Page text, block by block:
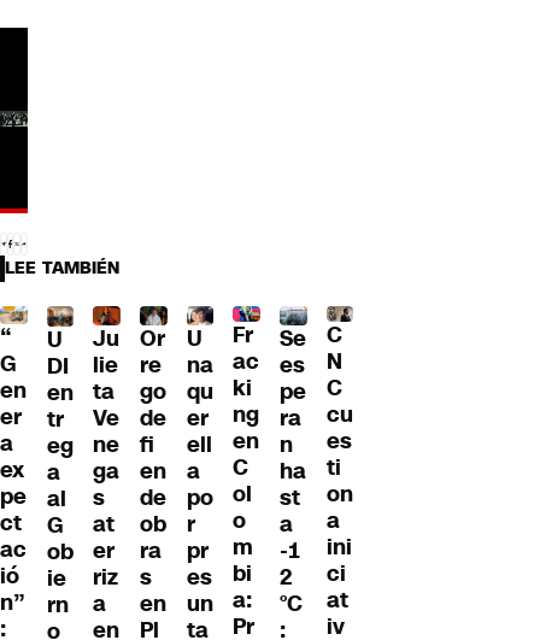
LEE TAMBIÉN
“
G
en
er
a
ex
pe
ct
ac
ió
n”
:
U
DI
en
tr
eg
a
al
G
ob
ie
rn
o
Ju
lie
ta
Ve
ne
ga
s
at
er
riz
a
en
Or
re
go
de
fi
en
de
ob
ra
s
en
Pl
U
na
qu
er
ell
a
po
r
pr
es
un
ta
Fr
ac
ki
ng
en
C
ol
o
m
bi
a:
Pr
Se
es
pe
ra
n
ha
st
a
-1
2
°C
:
C
N
C
cu
es
ti
on
a
ini
ci
at
iv